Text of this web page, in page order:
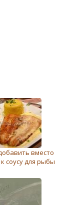
вместо
соусу для рыбы